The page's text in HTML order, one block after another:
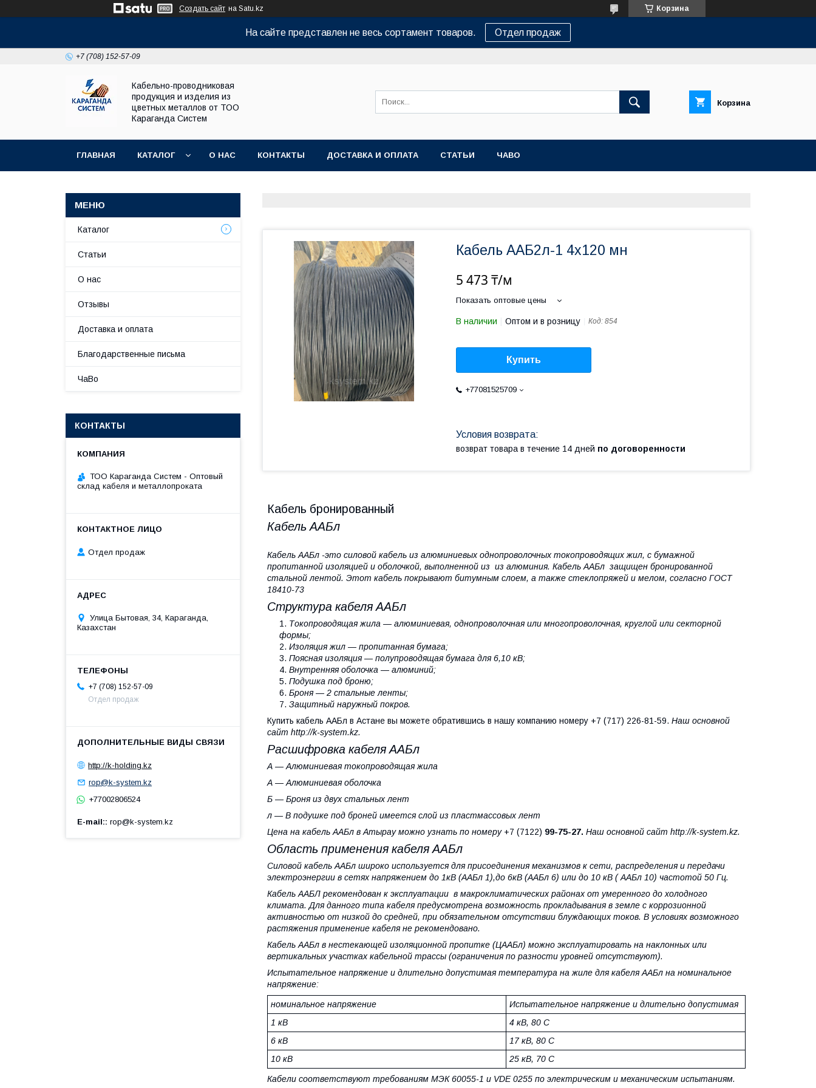
Создать сайт на Satu.kz Корзина
На сайте представлен не весь сортамент товаров. Отдел продаж
+7 (708) 152-57-09
Кабельно-проводниковая
продукция и изделия из
цветных металлов от ТОО
Караганда Систем
Корзина
ГЛАВНАЯ КАТАЛОГ О НАС КОНТАКТЫ ДОСТАВКА И ОПЛАТА СТАТЬИ ЧАВО
Кабель ААБ2л-1 4х120 мн
5 473 ₸/м
Показать оптовые цены
В наличии Оптом и в розницу Код: 854
Купить
+77081525709
возврат товара в течение 14 дней по договоренности
Кабель бронированный
Кабель ААБл
Кабель ААБл -это силовой кабель из алюминиевых однопроволочных токопроводящих жил, с бумажной
пропитанной изоляцией и оболочкой, выполненной из из алюминия. Кабель ААБл защищен бронированной
стальной лентой. Этот кабель покрывают битумным слоем, а также стеклопряжей и мелом, согласно ГОСТ
18410-73
Структура кабеля ААБл
Токопроводящая жила — алюминиевая, однопроволочная или многопроволочная, круглой или секторной
формы;
Изоляция жил — пропитанная бумага;
Поясная изоляция — полупроводящая бумага для 6,10 кВ;
Внутренняя оболочка — алюминий;
Подушка под броню;
Броня — 2 стальные ленты;
Защитный наружный покров.
Купить кабель ААБл в Астане вы можете обратившись в нашу компанию номеру +7 (717) 226-81-59. Наш основной
сайт http://k-system.kz.
Расшифровка кабеля ААБл
А — Алюминиевая токопроводящая жила
А — Алюминиевая оболочка
Б — Броня из двух стальных лент
л — В подушке под броней имеется слой из пластмассовых лент
Цена на кабель ААБл в Атырау можно узнать по номеру +7 (7122) 99-75-27. Наш основной сайт http://k-system.kz.
Область применения кабеля ААБл
Силовой кабель ААБл широко используется для присоединения механизмов к сети, распределения и передачи
электроэнергии в сетях напряжением до 1кВ (ААБл 1),до 6кВ (ААБл 6) или до 10 кВ ( ААБл 10) частотой 50 Гц.
Кабель ААБЛ рекомендован к эксплуатации в макроклиматических районах от умеренного до холодного
климата. Для данного типа кабеля предусмотрена возможность прокладывания в земле с коррозионной
активностью от низкой до средней, при обязательном отсутствии блуждающих токов. В условиях возможного
растяжения применение кабеля не рекомендовано.
Кабель ААБл в нестекающей изоляционной пропитке (ЦААБл) можно эксплуатировать на наклонных или
вертикальных участках кабельной трассы (ограничения по разности уровней отсутствуют).
Испытательное напряжение и длительно допустимая температура на жиле для кабеля ААБл на номинальное
напряжение:
номинальное напряжение
Испытательное напряжение и длительно допустимая
1 кВ
4 кВ, 80 С
6 кВ
17 кВ, 80 С
10 кВ
25 кВ, 70 С
Кабели соответствуют требованиям МЭК 60055-1 и VDE 0255 по электрическим и механическим испытаниям.
Каталог
Статьи
О нас
Отзывы
Доставка и оплата
Благодарственные письма
ЧаВо
КОНТАКТЫ
ТОО Караганда Систем - Оптовый
склад кабеля и металлопроката
Отдел продаж
Улица Бытовая, 34, Караганда,
Казахстан
+7 (708) 152-57-09
Отдел продаж
http://k-holding.kz
rop@k-system.kz
+77002806524
E-mail: rop@k-system.kz